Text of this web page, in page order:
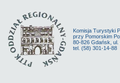
Komisja Turystyki
przy Pomorskim
80-826 Gdańsk, ul.
tel. (58) 301-14-88